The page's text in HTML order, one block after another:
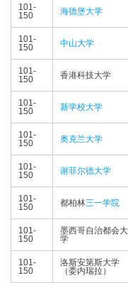
101-
150
海德堡大学
101-
150
中山大学
101-
150
香港科技大学
101-
150
新学校大学
101-
150
奥克兰大学
101-
150
谢菲尔德大学
101-
150
都柏林三一学院
101-
150
墨西哥自治都会大
学
101-
150
洛斯安第斯大学
（委内瑞拉）